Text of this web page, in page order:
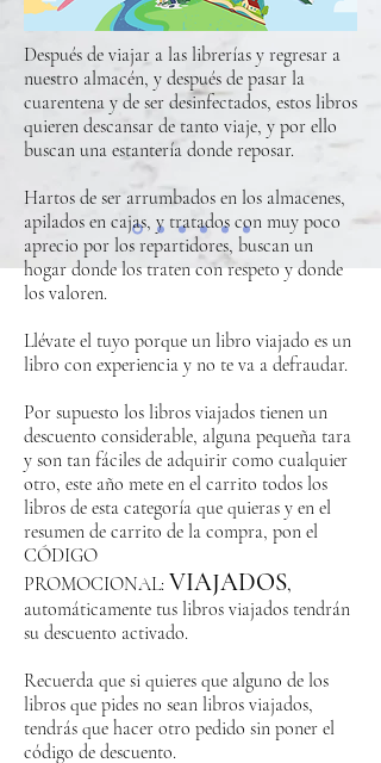
Después de viajar a las librerías y regresar a
nuestro almacén, y después de pasar la
cuarentena y de ser desinfectados, estos libros
quieren descansar de tanto viaje, y por ello
buscan una estantería donde reposar.
Hartos de ser arrumbados en los almacenes,
apilados en cajas, y tratados con muy poco
aprecio por los repartidores, buscan un
hogar donde los traten con respeto y donde
los valoren.
Llévate el tuyo porque un libro viajado es un
libro con experiencia y no te va a defraudar.
Por supuesto los libros viajados tienen un
descuento considerable, alguna pequeña tara
y son tan fáciles de adquirir como cualquier
otro, este año mete en el carrito todos los
libros de esta categoría que quieras y en el
resumen de carrito de la compra, pon el
CÓDIGO
PROMOCIONAL: VIAJADOS,
automáticamente tus libros viajados tendrán
su descuento activado.
Recuerda que si quieres que alguno de los
libros que pides no sean libros viajados,
tendrás que hacer otro pedido sin poner el
código de descuento.